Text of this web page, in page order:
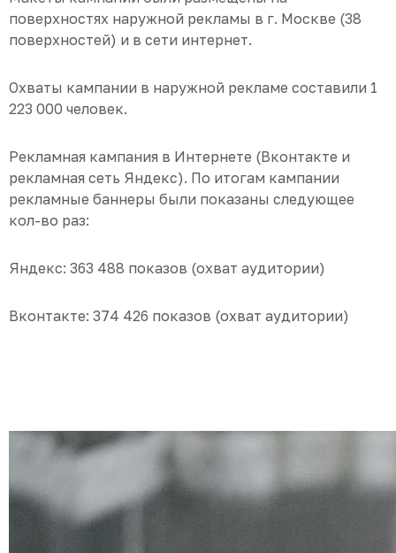
поверхностях наружной рекламы в г. Москве (38
поверхностей) и в сети интернет.
Охваты кампании в наружной рекламе составили 1
223 000 человек.
Рекламная кампания в Интернете (Вконтакте и
рекламная сеть Яндекс). По итогам кампании
рекламные баннеры были показаны следующее
кол-во раз:
Яндекс: 363 488 показов (охват аудитории)
Вконтакте: 374 426 показов (охват аудитории)